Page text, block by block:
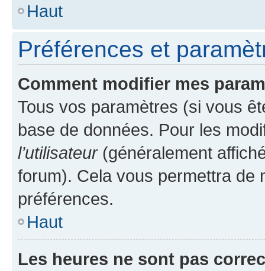
Haut
Préférences et
Comment modifier mes
Tous vos paramètres (si vous
base de données. Pour les
l’utilisateur(généralement
forum). Cela vous permettra de
préférences.
Haut
Les heures ne sont pas